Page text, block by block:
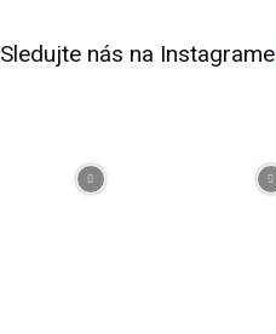
Sledujte nás na Instagrame